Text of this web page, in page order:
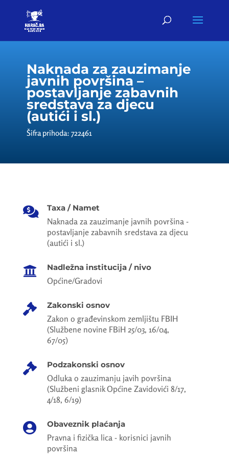
Naknada za zauzimanje
javnih površina –
postavljanje zabavnih
sredstava za djecu
(autići i sl.)
Šifra prihoda: 722461
 Taxa / Namet
Naknada za zauzimanje javnih površina -
postavljanje zabavnih sredstava za djecu
(autići i sl.)
 Nadležna institucija / nivo
Općine/Gradovi
 Zakonski osnov
Zakon o građevinskom zemljištu FBIH
(Službene novine FBiH 25/03, 16/04,
67/05)
 Podzakonski osnov
Odluka o zauzimanju javih površina
(Službeni glasnik Općine Zavidovići 8/17,
4/18, 6/19)
 Obaveznik plaćanja
Pravna i fizička lica - korisnici javnih
površina